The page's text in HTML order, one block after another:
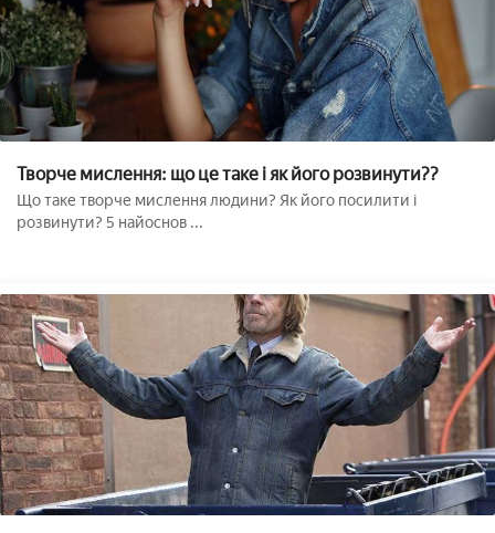
Творче мислення: що це таке і як його розвинути??
Що таке творче мислення людини? Як його посилити і
розвинути? 5 найоснов ...